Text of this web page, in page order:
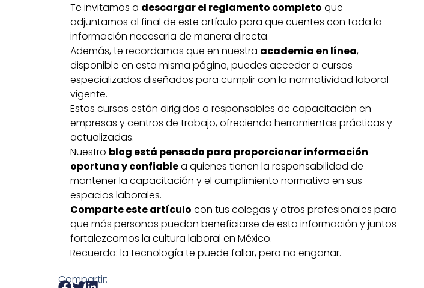
Te invitamos a descargar el reglamento completo que
adjuntamos al final de este artículo para que cuentes con toda la
información necesaria de manera directa.
Además, te recordamos que en nuestra academia en línea,
disponible en esta misma página, puedes acceder a cursos
especializados diseñados para cumplir con la normatividad laboral
vigente.
Estos cursos están dirigidos a responsables de capacitación en
empresas y centros de trabajo, ofreciendo herramientas prácticas y
actualizadas.
Nuestro blog está pensado para proporcionar información
oportuna y confiablea quienes tienen la responsabilidad de
mantener la capacitación y el cumplimiento normativo en sus
espacios laborales.
Comparte este artículo con tus colegas y otros profesionales para
que más personas puedan beneficiarse de esta información y juntos
fortalezcamos la cultura laboral en México.
Recuerda: la tecnología te puede fallar, pero no engañar.
Compartir: